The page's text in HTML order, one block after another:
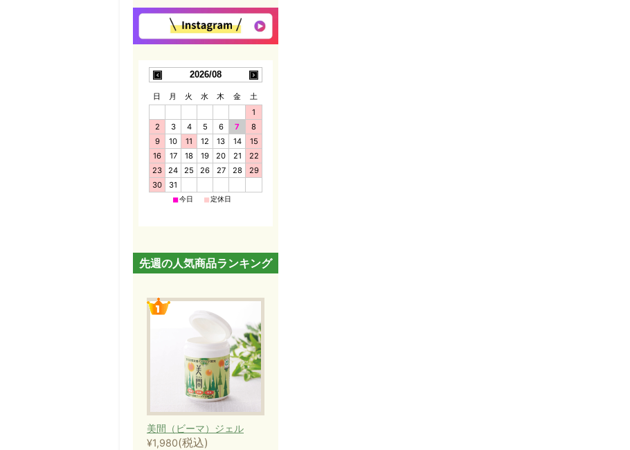
2026/08
日 月 火 水 木 金
土
1
2
3 4 5 6 7
8
9
10 11 12 13 14
15
16
17 18 19 20 21
22
23
24 25 26 27 28
29
30
31
■今日 ■定休日
先週の人気商品ランキング
美間（ビーマ）ジェル
¥1,980(税込)